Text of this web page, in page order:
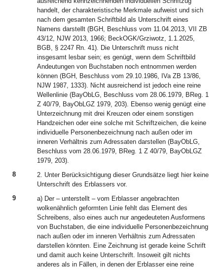
handelt, der charakteristische Merkmale aufweist und sich
nach dem gesamten Schriftbild als Unterschrift eines
Namens darstellt (BGH, Beschluss vom 11.04.2013, VII ZB
43/12, NJW 2013, 1966; BeckOGK/Grziwotz, 1.1.2025,
BGB, § 2247 Rn. 41). Die Unterschrift muss nicht
insgesamt lesbar sein; es genügt, wenn dem Schriftbild
Andeutungen von Buchstaben noch entnommen werden
können (BGH, Beschluss vom 29.10.1986, IVa ZB 13/86,
NJW 1987, 1333). Nicht ausreichend ist jedoch eine reine
Wellenlinie (BayObLG, Beschluss vom 28.06.1979, BReg. 1
Z 40/79, BayObLGZ 1979, 203). Ebenso wenig genügt eine
Unterzeichnung mit drei Kreuzen oder einem sonstigen
Handzeichen oder eine solche mit Schriftzeichen, die keine
individuelle Personenbezeichnung nach außen oder im
inneren Verhältnis zum Adressaten darstellen (BayObLG,
Beschluss vom 28.06.1979, BReg. 1 Z 40/79, BayObLGZ
1979, 203).
8
2. Unter Berücksichtigung dieser Grundsätze liegt hier keine
Unterschrift des Erblassers vor.
9
a) Der – unterstellt – vom Erblasser angebrachten
wolkenähnlich geformten Linie fehlt das Element des
Schreibens, also eines auch nur angedeuteten Ausformens
von Buchstaben, die eine individuelle Personenbezeichnung
nach außen oder im inneren Verhältnis zum Adressaten
darstellen könnten. Eine Zeichnung ist gerade keine Schrift
und damit auch keine Unterschrift. Insoweit gilt nichts
anderes als in Fällen, in denen der Erblasser eine reine